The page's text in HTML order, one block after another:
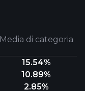
Media di categoria
15.54%
10.89%
2.85%